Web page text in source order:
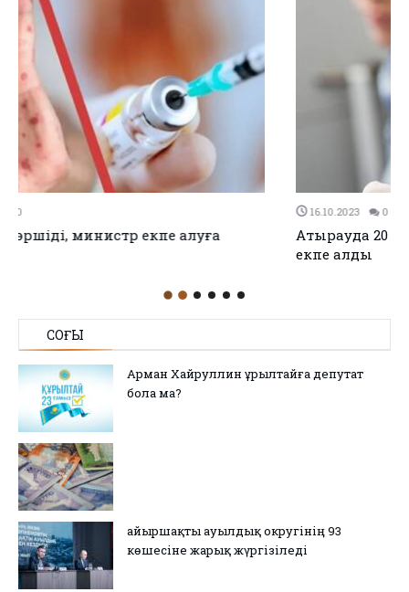
Атырауда 20 мыңға жуық адам тұмауға қарсы
СОҢҒЫ
Арман Хайруллин Құрылтайға депутат
бола ма?
Қайыршақты ауылдық округінің 93
көшесіне жарық жүргізіледі